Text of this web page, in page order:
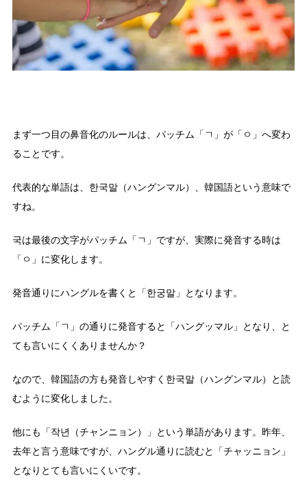
まず一つ目の鼻音化のルールは、パッチム「ㄱ」が「ㅇ」へ変わ
ることです。
代表的な単語は、한국말（ハングンマル）、韓国語という意味で
すね。
국は最後の文字がパッチム「ㄱ」ですが、実際に発音する時は
「ㅇ」に変化します。
発音通りにハングルを書くと「한궁말」となります。
パッチム「ㄱ」の通りに発音すると「ハングッマル」となり、と
ても言いにくくありませんか？
なので、韓国語の方も発音しやすく한국말（ハングンマル）と読
むように変化しました。
他にも「작년（チャンニョン）」という単語があります。昨年、
去年と言う意味ですが、ハングル通りに読むと「チャッニョン」
となりとても言いにくいです。